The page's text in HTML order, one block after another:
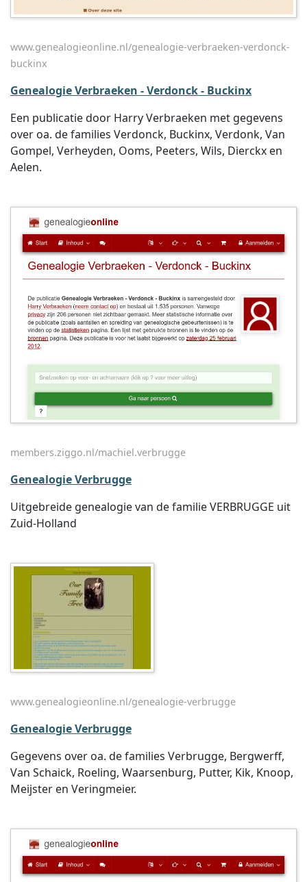
www.genealogieonline.nl/genealogie-verbraeken-verdonck-
buckinx
Genealogie Verbraeken - Verdonck - Buckinx
Een publicatie door Harry Verbraeken met gegevens
over oa. de families Verdonck, Buckinx, Verdonk, Van
Gompel, Verheyden, Ooms, Peeters, Wils, Dierckx en
Aelen.
members.ziggo.nl/machiel.verbrugge
Genealogie Verbrugge
Uitgebreide genealogie van de familie VERBRUGGE uit
Zuid-Holland
www.genealogieonline.nl/genealogie-verbrugge
Genealogie Verbrugge
Gegevens over oa. de families Verbrugge, Bergwerff,
Van Schaick, Roeling, Waarsenburg, Putter, Kik, Knoop,
Meijster en Veringmeier.